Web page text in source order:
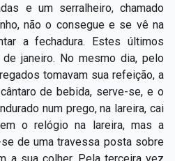
e um serralheiro, chamado
não o consegue e se vê na
a fechadura. Estes últimos
janeiro. No mesmo dia, pelo
tomavam sua refeição, a
de bebida, serve-se, e o
num prego, na lareira, cai
o relógio na lareira, mas a
de uma travessa posta sobre